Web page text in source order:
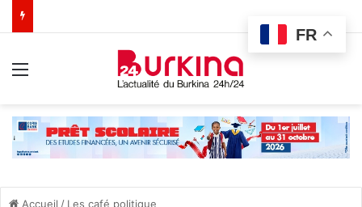
Accueil / Les café politique
FR